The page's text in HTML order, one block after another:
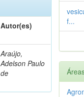
Autor(es)
Araújo,
Adelson Paulo
de
f...